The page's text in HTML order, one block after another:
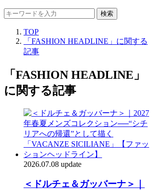
検索
TOP
「FASHION HEADLINE」に関する
記事
「FASHION HEADLINE」
に関する記事
2026.07.08 update
＜ドルチェ＆ガッバーナ＞｜